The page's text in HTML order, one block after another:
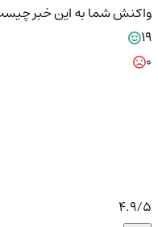
واکنش شما به این خبر
19
0
4.9/5